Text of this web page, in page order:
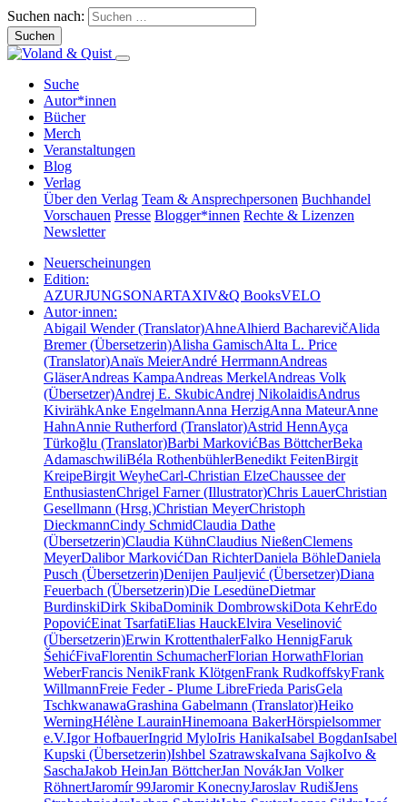
Suchen nach:
Suche
Autor*innen
Bücher
Merch
Veranstaltungen
Blog
Verlag
Über den Verlag Team & Ansprechpersonen Buchhandel
Vorschauen Presse Blogger*innen Rechte & Lizenzen
Newsletter
Neuerscheinungen
Edition:
AZURJUNGSONARTAXIV&Q BooksVELO
Autor·innen:
Abigail Wender (Translator)AhneAlhierd BacharevičAlida
Bremer (Übersetzerin)Alisha GamischAlta L. Price
(Translator)Anaïs MeierAndré HerrmannAndreas
GläserAndreas KampaAndreas MerkelAndreas Volk
(Übersetzer)Andrej E. SkubicAndrej NikolaidisAndrus
KivirähkAnke EngelmannAnna HerzigAnna MateurAnne
HahnAnnie Rutherford (Translator)Astrid HennAyça
Türkoğlu (Translator)Barbi MarkovićBas BöttcherBeka
AdamaschwiliBéla RothenbühlerBenedikt FeitenBirgit
KreipeBirgit WeyheCarl-Christian ElzeChaussee der
EnthusiastenChrigel Farner (Illustrator)Chris LauerChristian
Gesellmann (Hrsg.)Christian MeyerChristoph
DieckmannCindy SchmidClaudia Dathe
(Übersetzerin)Claudia KühnClaudius NießenClemens
MeyerDalibor MarkovićDan RichterDaniela BöhleDaniela
Pusch (Übersetzerin)Denijen Pauljević (Übersetzer)Diana
Feuerbach (Übersetzerin)Die LesedüneDietmar
BurdinskiDirk SkibaDominik DombrowskiDota KehrEdo
PopovićEinat TsarfatiElias HauckElvira Veselinović
(Übersetzerin)Erwin KrottenthalerFalko HennigFaruk
ŠehićFivaFlorentin SchumacherFlorian HorwathFlorian
WeberFrancis NenikFrank KlötgenFrank RudkoffskyFrank
WillmannFreie Feder - Plume LibreFrieda ParisGela
TschkwanawaGrashina Gabelmann (Translator)Heiko
WerningHélène LaurainHinemoana BakerHörspielsommer
e.V.Igor HofbauerIngrid MyloIris HanikaIsabel BogdanIsabel
Kupski (Übersetzerin)Ishbel SzatrawskaIvana SajkoIvo &
SaschaJakob HeinJan BöttcherJan NovákJan Volker
RöhnertJaromír 99Jaromir KonecnyJaroslav RudišJens